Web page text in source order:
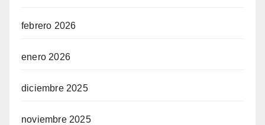
febrero 2026
enero 2026
diciembre 2025
noviembre 2025